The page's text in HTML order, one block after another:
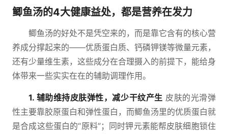
鲫鱼汤的4大健康益处，都是营养在发力
鲫鱼汤的好处不是凭空来的，而是靠它含有的核心营
养成分撑起来的——优质蛋白质、钙磷钾镁等微量元素，
还有少量维生素，这些成分在合理摄入的前提下，能给身
体带来一些实实在在的辅助调理作用。
1. 辅助维持皮肤弹性，减少干纹产生 皮肤的光滑弹
性主要靠胶原蛋白和弹性蛋白，而鲫鱼汤里的优质蛋白就
是合成这些蛋白的“原料”；同时钾元素能帮皮肤细胞锁住